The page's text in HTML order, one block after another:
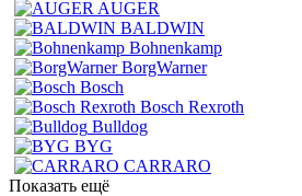
AUGER
BALDWIN
Bohnenkamp
BorgWarner
Bosch
Bosch Rexroth
Bulldog
BYG
CARRARO
Показать ещё